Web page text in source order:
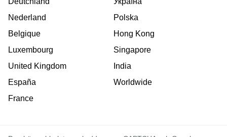
Nederland
Belgique
Luxembourg
United Kingdom
España
France
Polska
Hong Kong
Singapore
India
Worldwide